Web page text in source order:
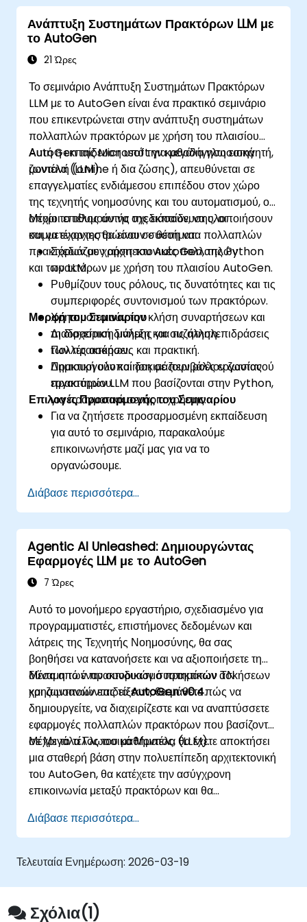
Ανάπτυξη Συστημάτων Πρακτόρων LLM με
το AutoGen
21 Ώρες
Το σεμινάριο Ανάπτυξη Συστημάτων Πρακτόρων
LLM με το AutoGen είναι ένα πρακτικό σεμινάριο
που επικεντρώνεται στην ανάπτυξη συστημάτων
πολλαπλών πρακτόρων με χρήση του πλαισίου
AutoGen της Microsoft για μεγάλα γλωσσικά
μοντέλα (LLM).
Αυτή η εκπαίδευση υπό την καθοδήγηση εισηγητή,
ζωντανή (online ή δια ζώσης), απευθύνεται σε
επαγγελματίες ενδιάμεσου επιπέδου στον χώρο
της τεχνητής νοημοσύνης και του αυτοματισμού, οι
οποίοι επιθυμούν να σχεδιάσουν, να υλοποιήσουν
και να ενορχηστρώσουν συστήματα πολλαπλών
πρακτόρων με χρήση του AutoGen, της Python
και των LLM.
Μέχρι το τέλος αυτής της εκπαίδευσης, οι
συμμετέχοντες θα είναι σε θέση να:
Σχεδιάζουν αρχιτεκτονικές πολλαπλών
πρακτόρων με χρήση του πλαισίου AutoGen.
Ρυθμίζουν τους ρόλους, τις δυνατότητες και τις
συμπεριφορές συντονισμού των πρακτόρων.
Χρησιμοποιούν την κλήση συναρτήσεων και
τη διαχείριση μνήμης για τις αλληλεπιδράσεις
των πρακτόρων.
Δημιουργούν και δοκιμάζουν ροές εργασίας
πρακτόρων LLM που βασίζονται στην Python,
για πραγματικά σενάρια χρήσης.
Μορφή του Σεμιναρίου
Διαδραστική διάλεξη και συζήτηση.
Πολλές ασκήσεις και πρακτική.
Πρακτική υλοποίηση σε περιβάλλον ζωντανού
εργαστηρίου.
Επιλογές Προσαρμογής του Σεμιναρίου
Για να ζητήσετε προσαρμοσμένη εκπαίδευση
για αυτό το σεμινάριο, παρακαλούμε
επικοινωνήστε μαζί μας για να το
οργανώσουμε.
Διάβασε περισσότερα...
Agentic AI Unleashed: Δημιουργώντας
Εφαρμογές LLM με το AutoGen
7 Ώρες
Αυτό το μονοήμερο εργαστήριο, σχεδιασμένο για
προγραμματιστές, επιστήμονες δεδομένων και
λάτρεις της Τεχνητής Νοημοσύνης, θα σας
βοηθήσει να κατανοήσετε και να αξιοποιήσετε τη
δύναμη των πρακτορικών συστημάτων ΤΝ
χρησιμοποιώντας τοAutoGen v0.4.
Μέσα από έναν συνδυασμό πρακτικών ασκήσεων
και ζωντανών επιδείξεων, θα μάθετε πώς να
δημιουργείτε, να διαχειρίζεστε και να αναπτύσσετε
εφαρμογές πολλαπλών πρακτόρων που βασίζονται
σε Μεγάλα Γλωσσικά Μοντέλα (LLM).
Μέχρι το τέλος του μαθήματος, θα έχετε αποκτήσει
μια σταθερή βάση στην πολυεπίπεδη αρχιτεκτονική
του AutoGen, θα κατέχετε την ασύγχρονη
επικοινωνία μεταξύ πρακτόρων και θα
βέλτιστες πρακτικές για την ανάπτυξη
κλιμακούμενων και ευφυών εφαρμογών που
οδηγούνται από LLM.
Διάβασε περισσότερα...
Τελευταία Ενημέρωση: 2026-03-19
Σχόλια(1)